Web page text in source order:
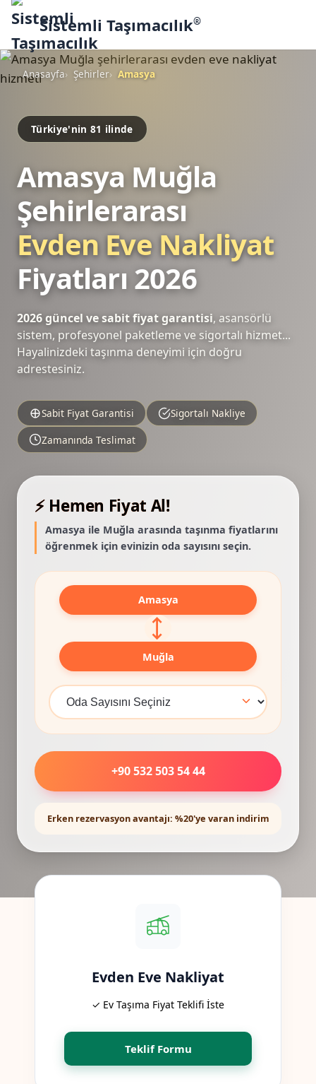
Sistemli Taşımacılık®
Anasayfa Şehirler Amasya
Türkiye'nin 81 ilinde
Amasya Muğla
Şehirlerarası
Evden Eve Nakliyat
Fiyatları 2026
2026 güncel ve sabit fiyat garantisi, asansörlü
sistem, profesyonel paketleme ve sigortalı hizmet...
Hayalinizdeki taşınma deneyimi için doğru
adrestesiniz.
Sabit Fiyat Garantisi
Sigortalı Nakliye
Zamanında Teslimat
⚡ Hemen Fiyat Al!
Amasya ile Muğla arasında taşınma fiyatlarını
öğrenmek için evinizin oda sayısını seçin.
Amasya
⟷
Muğla
+90 532 503 54 44
Erken rezervasyon avantajı: %20'ye varan indirim
Evden Eve Nakliyat
✓ Ev Taşıma Fiyat Teklifi İste
Teklif Formu